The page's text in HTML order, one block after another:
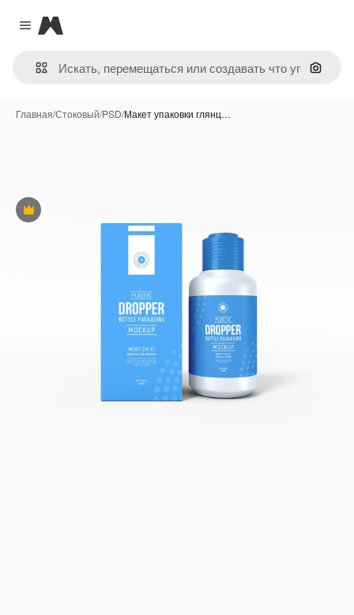
Close menu
Magnific
Поиск
Главная/Стоковый/PSD/Макет упаковки глянц…
Премиум